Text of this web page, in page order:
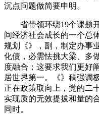
沉点问题做简要申明。
省带领环绕19个课题开
间经济社会成长的一个总
规划《》，副，制定办事
化债，必需怯挑大梁、多
度融合；这要求我们更好
居世界第一。《》稿强调
正在政策取向上，党的二
实现质的无效提拔和量的
同时。